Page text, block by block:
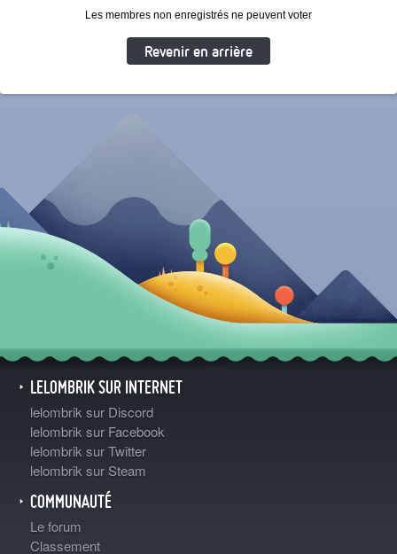
Les membres non enregistrés ne peuvent voter
Revenir en arrière
LELOMBRIK SUR INTERNET
lelombrik sur Discord
lelombrik sur Facebook
lelombrik sur Twitter
lelombrik sur Steam
COMMUNAUTÉ
Le forum
Classement